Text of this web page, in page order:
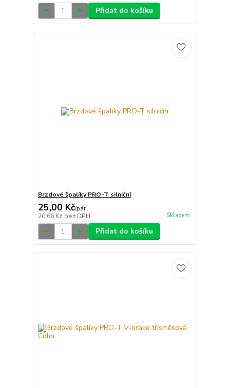
Přidat do košíku
Brzdové špalíky PRO-T silniční
25,00 Kč/pár
20,66 Kč bez DPH Skladem
Přidat do košíku